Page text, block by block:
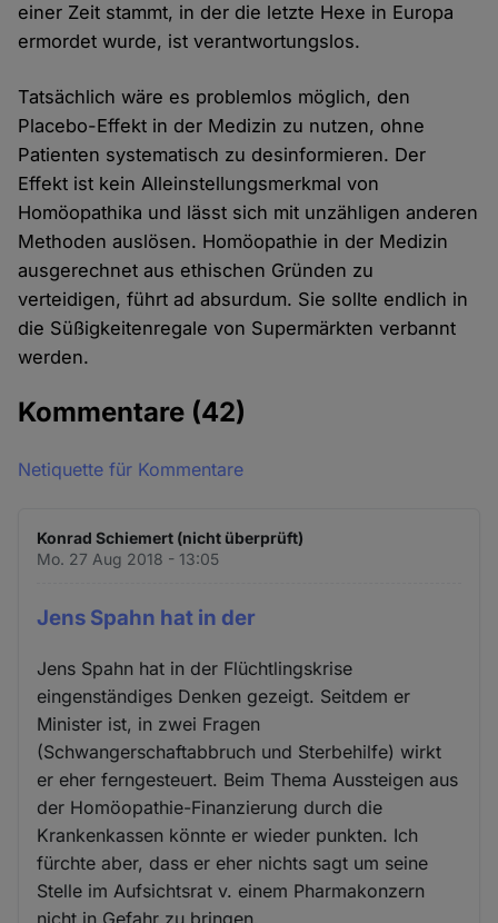
einer Zeit stammt, in der die letzte Hexe in Europa
ermordet wurde, ist verantwortungslos.
Tatsächlich wäre es problemlos möglich, den
Placebo-Effekt in der Medizin zu nutzen, ohne
Patienten systematisch zu desinformieren. Der
Effekt ist kein Alleinstellungsmerkmal von
Homöopathika und lässt sich mit unzähligen anderen
Methoden auslösen. Homöopathie in der Medizin
ausgerechnet aus ethischen Gründen zu
verteidigen, führt ad absurdum. Sie sollte endlich in
die Süßigkeitenregale von Supermärkten verbannt
werden.
Kommentare (42)
Netiquette für Kommentare
Konrad Schiemert (nicht überprüft)
Mo. 27 Aug 2018 - 13:05
Jens Spahn hat in der
Jens Spahn hat in der Flüchtlingskrise
eingenständiges Denken gezeigt. Seitdem er
Minister ist, in zwei Fragen
(Schwangerschaftabbruch und Sterbehilfe) wirkt
er eher ferngesteuert. Beim Thema Aussteigen aus
der Homöopathie-Finanzierung durch die
Krankenkassen könnte er wieder punkten. Ich
fürchte aber, dass er eher nichts sagt um seine
Stelle im Aufsichtsrat v. einem Pharmakonzern
nicht in Gefahr zu bringen.